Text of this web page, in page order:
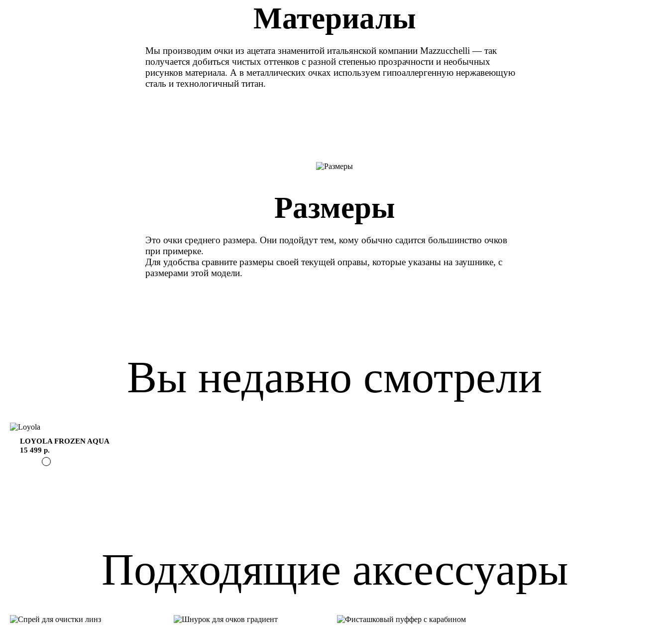
Материалы
Мы производим очки из ацетата знаменитой итальянской компании Mazzucchelli — так
получается добиться чистых оттенков с разной степенью прозрачности и необычных
рисунков материала. А в металлических очках используем гипоаллергенную нержавеющую
сталь и технологичный титан.
Размеры
Это очки среднего размера. Они подойдут тем, кому обычно садится большинство очков
при примерке.
Для удобства сравните размеры своей текущей оправы, которые указаны на заушнике, с
размерами этой модели.
Вы недавно смотрели
LOYOLA FROZEN AQUA
15 499 р.
Подходящие аксессуары